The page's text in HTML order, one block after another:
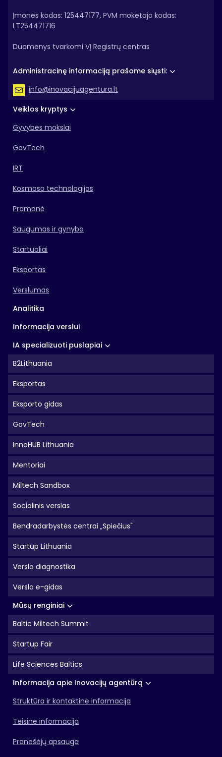
Veiklos kryptys
Gyvybės mokslai
GovTech
IRT
Kosmoso technologijos
Pramonė
Saugumas ir gynyba
Startuoliai
Eksportas
Verslumas
Analitika
Informacija verslui
IA specializuoti puslapiai
B2Lithuania
Eksportas
Eksporto gidas
GovTech
InnoHUB Lithuania
Mentoriai
Miltech Sandbox
Socialinis verslas
Bendradarbystės centrai „Spiečius"
Startup Lithuania
Verslo diagnostika
Verslo e-gidas
Mūsų renginiai
Baltic Miltech Summit
Startup Fair
Life Sciences Baltics
Informacija apie Inovacijų agentūrą
Struktūra ir kontaktinė informacija
Teisinė informacija
Pranešėjų apsauga
Įmonės kodas: 125447177, PVM mokėtojo kodas:
LT254471716
Duomenys tvarkomi VĮ Registrų centras
Administracinę informaciją prašome siųsti:
info@inovacijuagentura.lt